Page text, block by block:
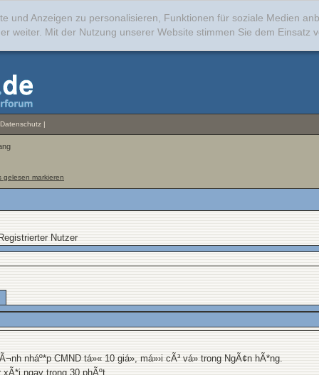
und Anzeigen zu personalisieren, Funktionen für soziale Medien
weiter. Mit der Nutzung unserer Website stimmen Sie dem Einsatz
|
gelesen markieren
Registrierter Nutzer
nháº*p CMND tá»« 10 giá», má»›i cÃ³ vá» trong NgÃ¢n hÃ*ng.
xÃ*i ngay trong 30 phÃºt.